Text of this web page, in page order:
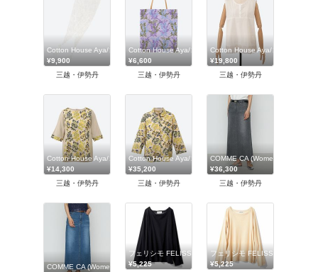
Cotton House Aya/コットンハウス・アヤ
¥9,900
三越・伊勢丹
Cotton House Aya/コットンハウス・アヤ
¥6,600
三越・伊勢丹
Cotton House Aya/コットンハウ
¥19,800
三越・伊勢丹
Cotton House Aya/コットンハウス・アヤ
¥14,300
三越・伊勢丹
Cotton House Aya/コットンハウス・アヤ
¥35,200
三越・伊勢丹
COMME CA (Women)/コムサ
¥36,300
三越・伊勢丹
COMME CA (Women)/コムサ
フェリシモ FELISSIMO
¥5,225
フェリシモ FELISSIMO
¥5,225